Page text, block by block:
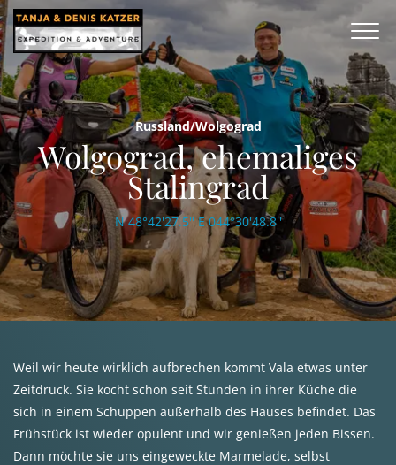
Russland/Wolgograd
Wolgograd, ehemaliges
Stalingrad
N 48°42'27.5'' E 044°30'48.8''
Weil wir heute wirklich aufbrechen kommt Vala etwas unter
Zeitdruck. Sie kocht schon seit Stunden in ihrer Küche die
sich in einem Schuppen außerhalb des Hauses befindet. Das
Frühstück ist wieder opulent und wir genießen jeden Bissen.
Dann möchte sie uns eingeweckte Marmelade, selbst